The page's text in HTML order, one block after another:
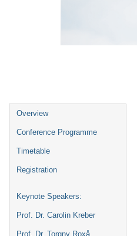
Event
menu
Overview
Conference Programme
Timetable
Registration
Keynote Speakers:
Prof. Dr. Carolin Kreber
Prof. Dr. Torgny Roxå